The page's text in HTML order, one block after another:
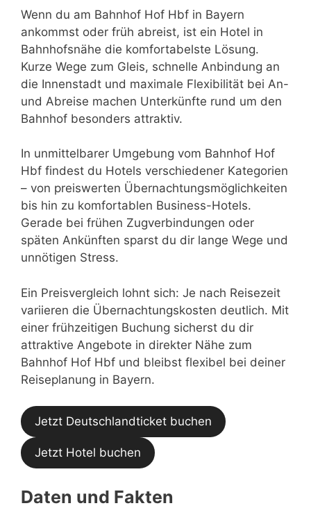
Wenn du am Bahnhof Hof Hbf in Bayern
ankommst oder früh abreist, ist ein Hotel in
Bahnhofsnähe die komfortabelste Lösung.
Kurze Wege zum Gleis, schnelle Anbindung an
die Innenstadt und maximale Flexibilität bei An-
und Abreise machen Unterkünfte rund um den
Bahnhof besonders attraktiv.
In unmittelbarer Umgebung vom Bahnhof Hof
Hbf findest du Hotels verschiedener Kategorien
– von preiswerten Übernachtungsmöglichkeiten
bis hin zu komfortablen Business-Hotels.
Gerade bei frühen Zugverbindungen oder
späten Ankünften sparst du dir lange Wege und
unnötigen Stress.
Ein Preisvergleich lohnt sich: Je nach Reisezeit
variieren die Übernachtungskosten deutlich. Mit
einer frühzeitigen Buchung sicherst du dir
attraktive Angebote in direkter Nähe zum
Bahnhof Hof Hbf und bleibst flexibel bei deiner
Reiseplanung in Bayern.
Jetzt Deutschlandticket buchen
Jetzt Hotel buchen
Daten und Fakten